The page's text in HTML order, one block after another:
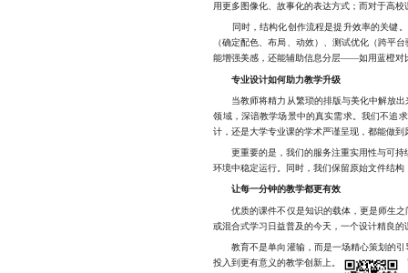
用更多图像化、故事化的表达方式；而对于高
同时，结构化创作流程是提升效率的关键。
（确定配色、布局、动效）、测试优化（跨平
能增强美感，还能辅助信息分层——如用蓝橙对
专业设计如何助力教学升级
当教师将精力从繁琐的排版与美化中解放出
领域，深谙教学场景中的真实需求。我们不追
计，还是大学专业课的学术严谨呈现，都能做
更重要的是，我们的服务注重实用性与可持续
环境中稳定运行。同时，我们保留原始文件结
让每一分钟的教学都更有效
优质的课件不仅是知识的载体，更是师生之
或混合式学习日益普及的今天，一个设计精良
教育不是单向灌输，而是一场精心策划的引
投入到更有意义的教学创新上。蓝橙广告始终